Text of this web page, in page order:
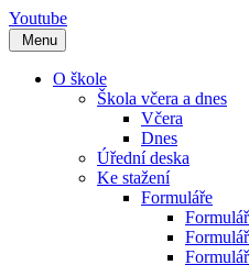
Youtube
Menu
O škole
Škola včera a dnes
Včera
Dnes
Úřední deska
Ke stažení
Formuláře